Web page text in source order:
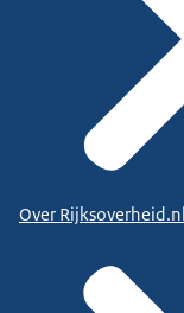
Over Rijksoverheid.nl